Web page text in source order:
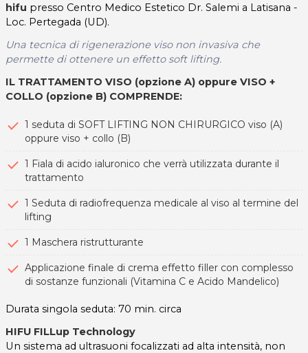
hifu presso Centro Medico Estetico Dr. Salemi a Latisana -
Loc. Pertegada (UD).
Una tecnica di rigenerazione visonon invasiva che
permette di ottenere un effetto soft lifting.
IL TRATTAMENTO VISO (opzione A) oppure VISO +
COLLO (opzione B) COMPRENDE:
1 seduta di SOFT LIFTING NON CHIRURGICO viso (A)
oppure viso + collo (B)
1 Fiala di acido ialuronico che verrà utilizzata durante il
trattamento
1 Seduta di radiofrequenza medicale al viso al termine del
lifting
1 Maschera ristrutturante
Applicazione finale di crema effetto filler con complesso
di sostanze funzionali (Vitamina C e Acido Mandelico)
Durata singola seduta: 70 min. circa
HIFU FILLup Technology
Un sistema ad ultrasuoni focalizzati ad alta intensità, non